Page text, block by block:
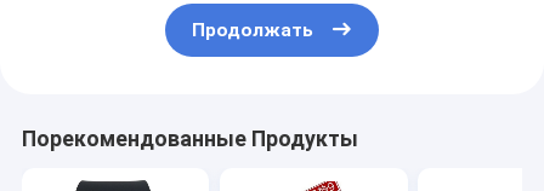
Продолжать
Порекомендованные Продукты